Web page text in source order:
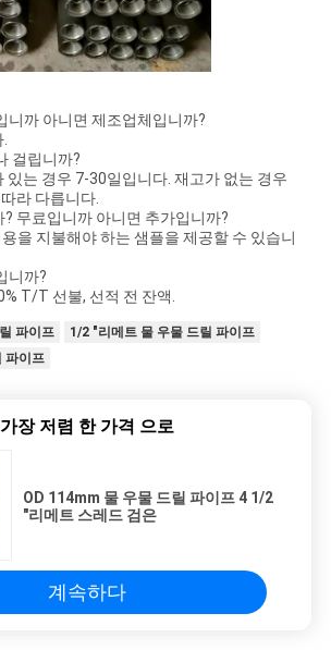
니까 아니면 제조업체입니까?
걸립니까?
있는 경우 7-30일입니다. 재고가 없는 경우
라 다릅니다.
무료입니까 아니면 추가입니까?
을 지불해야 하는 샘플을 제공할 수 있습니
니까?
T/T 선불, 선적 전 잔액.
파이프
1/2 "리메트 물 우물 드릴 파이프
파이프
가장 저렴 한 가격 으로
OD 114mm 물 우물 드릴 파이프 4 1/2
"리메트 스레드 검은
계속하다